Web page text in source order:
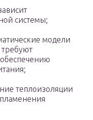
системы;
модели
теплоизоляции